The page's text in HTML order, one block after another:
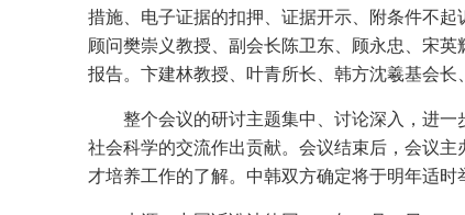
措施、电子证据的扣押、证据开示、附条件不
顾问樊崇义教授、副会长陈卫东、顾永忠、宋
报告。卞建林教授、叶青所长、韩方沈羲基会长
整个会议的研讨主题集中、讨论深入，进
社会科学的交流作出贡献。会议结束后，会议
才培养工作的了解。中韩双方确定将于明年适时